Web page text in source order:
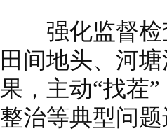
强化监督检查
田间地头、河
果，主动“找茬
整治等典型问